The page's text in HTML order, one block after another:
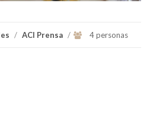
/ ACI Prensa / 4 personas